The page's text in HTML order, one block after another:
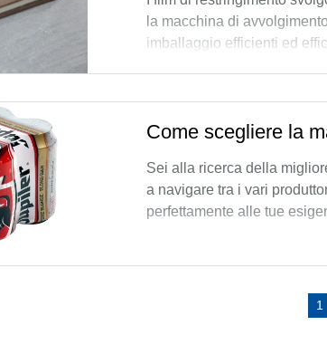
la macchina di
imballaggio efficienti ed
Come scegliere la
Sei alla ricerca della
a navigare tra i vari
perfettamente alle tue
1